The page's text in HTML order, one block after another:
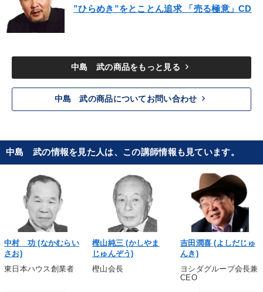
”ひらめき”をとことん追求 「売る極意」CD
中島 武の商品をもっと見る keyboard_arrow_right
中島 武の商品についてお問い合わせ keyboard_arrow_right
中島 武の情報を見た人は、この講師情報も見ています。
中村 功 (なかむらい
さお)
東日本ハウス創業者
樫山純三 (かしやま
じゅんぞう)
樫山会長
吉田潤喜 (よしだじゅ
んき)
ヨシダグループ会長兼
CEO